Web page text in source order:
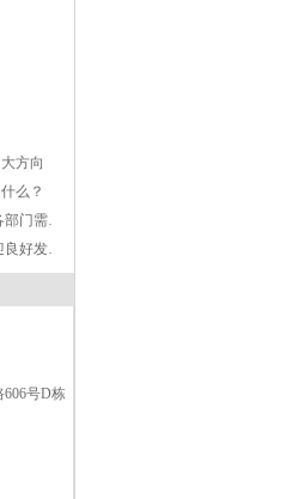
方向
么？
医药中间体企业污染问题突出 各部门需携手作战
仿制药爆发在即 医药中间体将迎良好发展机遇
号D栋